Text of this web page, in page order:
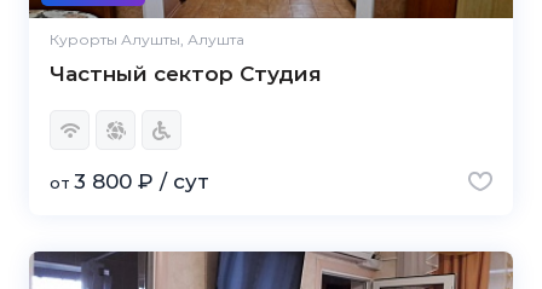
Курорты Алушты, Алушта
Частный сектор Студия
от 3 800 ₽ / сут